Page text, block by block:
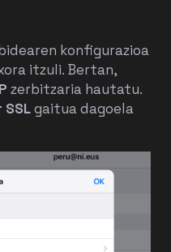
konfigurazioa
itzuli. Bertan,
zerbitzaria hautatu.
SSL gaitua dagoela